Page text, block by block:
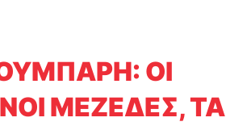
ΟΙ
ΜΕΖΕΔΕΣ, ΤΑ